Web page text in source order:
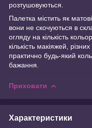
розтушовуються.
Палетка містить як
вони не скочуються в
огляду на кількість
кількість макіяжей,
практично будь-який
бажання.
Приховати
Характеристики